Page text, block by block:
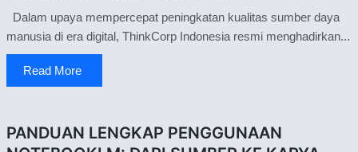
Dalam upaya mempercepat peningkatan kualitas sumber daya
manusia di era digital, ThinkCorp Indonesia resmi menghadirkan...
Read More
PANDUAN LENGKAP PENGGUNAAN